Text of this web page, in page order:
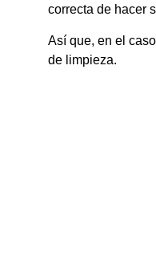
correcta de hacer
Así que, en el
de limpieza.